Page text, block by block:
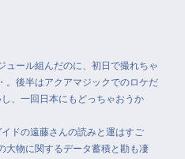
ュール組んだのに、初日で撮れちゃ
。後半はアクアマジックでのロケだ
、一回日本にもどっちゃおうか
ドの遠藤さんの読みと運はすご
大物に関するデータ蓄積と勘も凄